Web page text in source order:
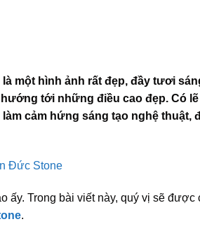
một hình ảnh rất đẹp, đầy tươi
tới những điều cao đẹp. Có lẽ
cảm hứng sáng tạo nghệ thuật,
ấy. Trong bài viết này, quý vị sẽ được
.